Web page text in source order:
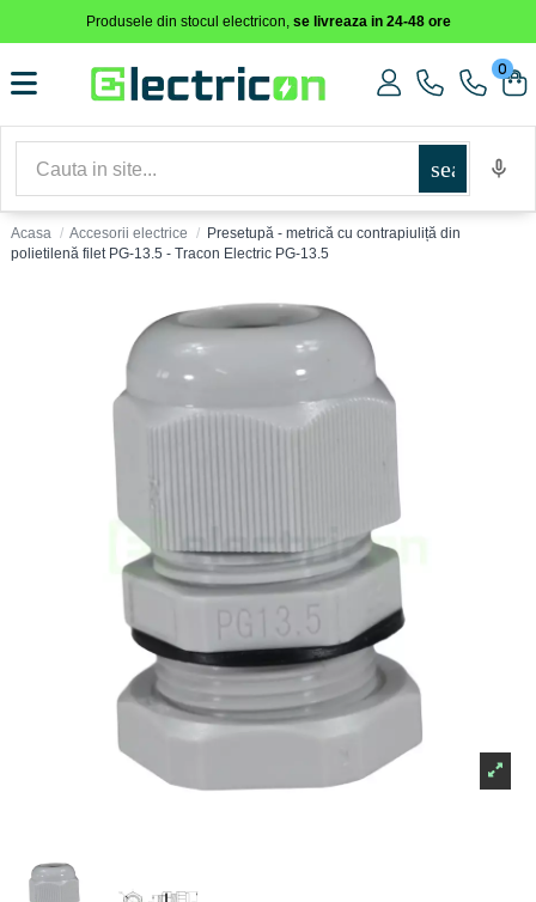
Produsele din stocul electricon, se livreaza in 24-48 ore
0
search
Acasa Accesorii electrice
Presetupă - metrică cu contrapiuliță din
polietilenă filet PG-13.5 - Tracon Electric PG-13.5